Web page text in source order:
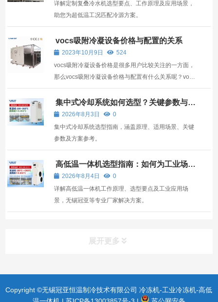
详解定制复叠冷水机选型要点、工作原理及应用场景，
助您为超低温工况匹配冷源方案。
vocs吸附冷凝设备价格与配置的关系
2023年10月9日
524
vocs吸附冷凝设备价格是很多用户比较关注的一方面，
那么vocs吸附冷凝设备价格与配置有什么关系呢？vocs
吸附冷凝设备价格与什么有关呢？ vocs吸附冷凝设备
价格好质量一定是有保障的，这个大家可以放心使用
的，耗电现象原因也有可能是，比泽尔压缩机吸入的气
体允许一定...
集中式冷却系统如何选型？关键参数与适
用场景全解析
2026年8月3日
0
集中式冷却系统选型指南，涵盖原理、适用场景、关键
参数及方案参考。
高低温一体机选型指南：如何为工业场景
匹配可靠冷热源
2026年8月4日
0
详解高低温一体机工作原理、选型要点及工业应用场
景，无锡冠亚等专业厂家解决方案。
展开更多
Copyright ©无锡冠亚恒温制冷技术有限公司 冷冻机-工业冷冻机-高低